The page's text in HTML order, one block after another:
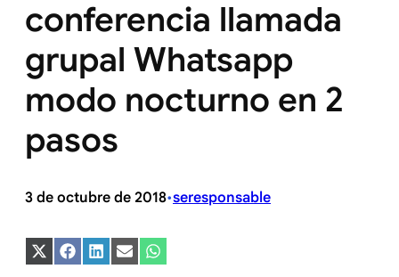
conferencia llamada
grupal Whatsapp
modo nocturno en 2
pasos
3 de octubre de 2018•seresponsable
Compartir
en
Compartir
en
Compartir
en
Compartir
en
Compartir
en